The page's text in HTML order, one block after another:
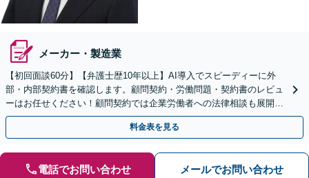
メーカー・製造業
【初回面談60分】【弁護士歴10年以上】AI導入でスピーディーに外
部・内部契約書を確認します。顧問契約・労働問題・契約書のレビュ
ーはお任せください！顧問契約では企業労働者への法律相談も展開し
ています。【高崎駅徒歩15分】
料金表を見る
電話でお問い合わせ メールでお問い合わせ